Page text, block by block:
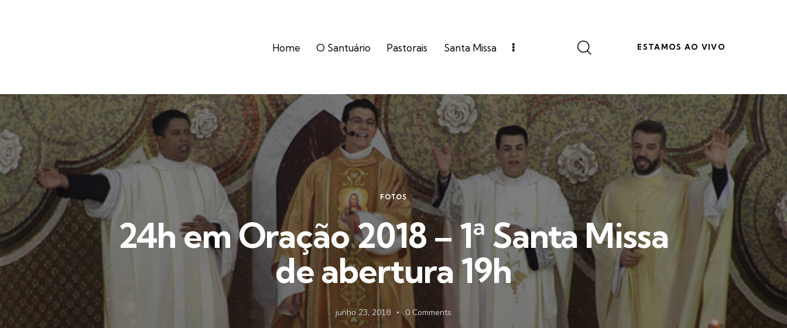
Home O Santuário Pastorais Santa Missa ESTAMOS AO VIVO
FOTOS
24h em Oração 2018 – 1ª Santa Missa
de abertura 19h
junho 23, 2018 0 Comments